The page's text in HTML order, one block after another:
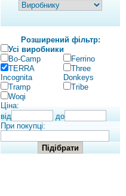
Розширений фільтр:
Усі виробники
Bo-Camp
Ferrino
TERRA
Incognita
Three
Donkeys
Tramp
Tribe
Woqi
Ціна:
від
до
При покупці: